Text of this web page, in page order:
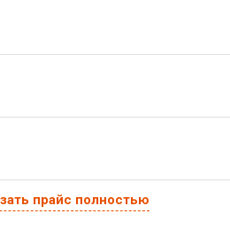
прайс полностью